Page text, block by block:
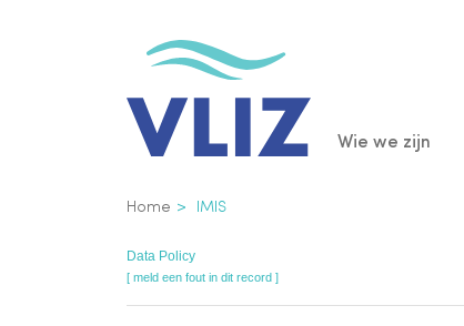
Main
Wie we zijn
Kruimelpad
Home IMIS
Data Policy
[ meld een fout in dit record ]